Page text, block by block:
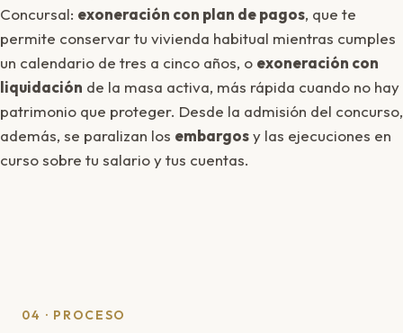
Concursal: exoneración con plan de pagos, que te
permite conservar tu vivienda habitual mientras cumples
un calendario de tres a cinco años, o exoneración con
liquidación de la masa activa, más rápida cuando no hay
patrimonio que proteger. Desde la admisión del concurso,
además, se paralizan los embargosy las ejecuciones en
curso sobre tu salario y tus cuentas.
04 · PROCESO